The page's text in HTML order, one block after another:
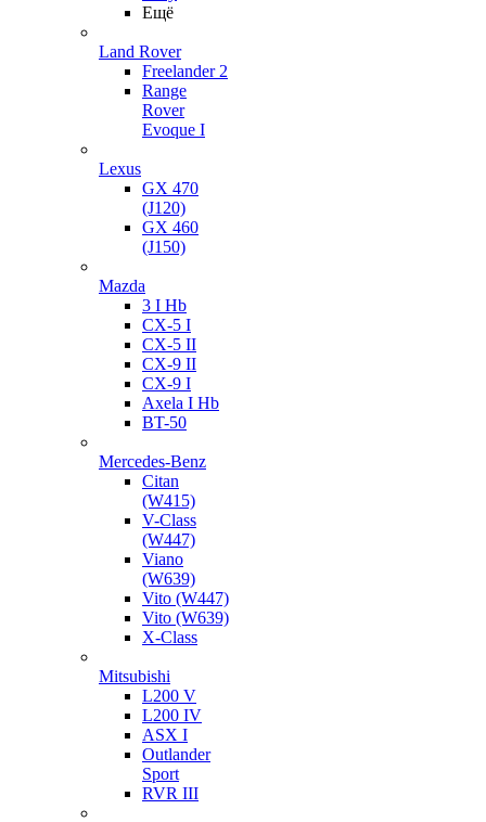
Ещё
Land Rover
Freelander 2
Range
Rover
Evoque I
Lexus
GX 470
(J120)
GX 460
(J150)
Mazda
3 I Hb
CX-5 I
CX-5 II
CX-9 II
CX-9 I
Axela I Hb
BT-50
Mercedes-Benz
Citan
(W415)
V-Class
(W447)
Viano
(W639)
Vito (W447)
Vito (W639)
X-Class
Mitsubishi
L200 V
L200 IV
ASX I
Outlander
Sport
RVR III